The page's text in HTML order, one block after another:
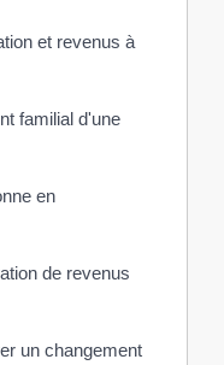
et revenus à
familial d'une
en
de revenus
un changement